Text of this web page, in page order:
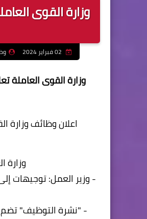
اعلان وظائف وزارة
وزارة العمل تُعلن:
- وزير العمل: توجيهات
- "نشرة التوظيف"